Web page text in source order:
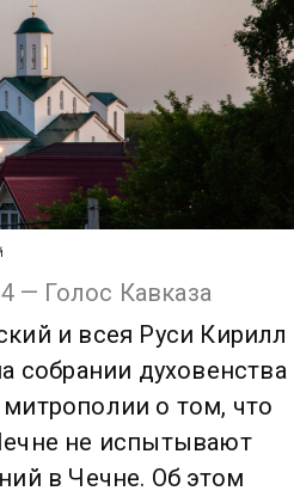
— Голос Кавказа
и всея Руси Кирилл
собрании духовенства
о том, что
не испытывают
в Чечне. Об этом